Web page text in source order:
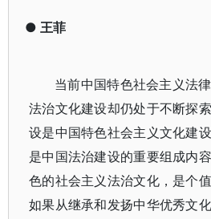
● 王菲
当前中国特色社会主义法
法治文化建设却仍处于不断探
设是中国特色社会主义文化建
是中国法治建设的重要组成内
色的社会主义法治文化，是个
如果从继承和发扬中华优秀文